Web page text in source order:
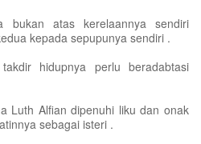
bukan atas kerelaannya sendiri
kepada sepupunya sendiri .
hidupnya perlu beradabtasi
Luth Alfian dipenuhi liku dan onak
sebagai isteri .